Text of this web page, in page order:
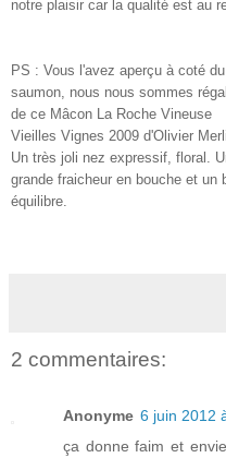
notre plaisir car la qualité est au
PS : Vous l'avez aperçu à coté du
saumon, nous nous sommes
de ce Mâcon La Roche Vineuse
Vieilles Vignes 2009 d'Olivier
Un très joli nez expressif, floral.
grande fraicheur en bouche et un
équilibre.
2 commentaires:
Anonyme 6 juin 2012
ça donne faim et